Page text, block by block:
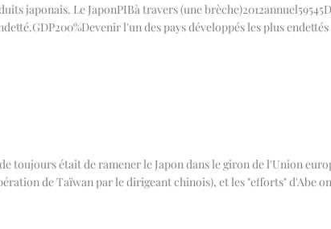
japonais. Le JaponPIBà travers (une brèche)2012annuel59545
GDP200%Devenir l'un des pays développés les plus
toujours était de ramener le Japon dans le giron de l'Union
de Taïwan par le dirigeant chinois), et les "efforts" d'Abe